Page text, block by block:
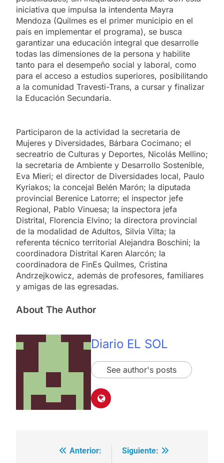
iniciativa que impulsa la intendenta Mayra
Mendoza (Quilmes es el primer municipio en el
país en implementar el programa), se busca
garantizar una educación integral que desarrolle
todas las dimensiones de la persona y habilite
tanto para el desempeño social y laboral, como
para el acceso a estudios superiores, posibilitando
a la comunidad Travesti-Trans, a cursar y finalizar
la Educación Secundaria.
Participaron de la actividad la secretaria de
Mujeres y Diversidades, Bárbara Cocimano; el
secreatrio de Culturas y Deportes, Nicolás Mellino;
la secretaria de Ambiente y Desarrollo Sostenible,
Eva Mieri; el director de Diversidades local, Paulo
Kyriakos; la concejal Belén Marón; la diputada
provincial Berenice Latorre; el inspector jefe
Regional, Pablo Vinuesa; la inspectora jefa
Distrital, Florencia Elvino; la directora provincial
de la modalidad de Adultos, Silvia Vilta; la
referenta técnico territorial Alejandra Boschini; la
coordinadora Distrital Karen Alarcón; la
coordinadora de FinEs Quilmes, Cristina
Andrzejkowicz, además de profesores, familiares
y amigas de las egresadas.
About The Author
Diario EL SOL
See author's posts
Navegación
Anterior:
Siguiente: